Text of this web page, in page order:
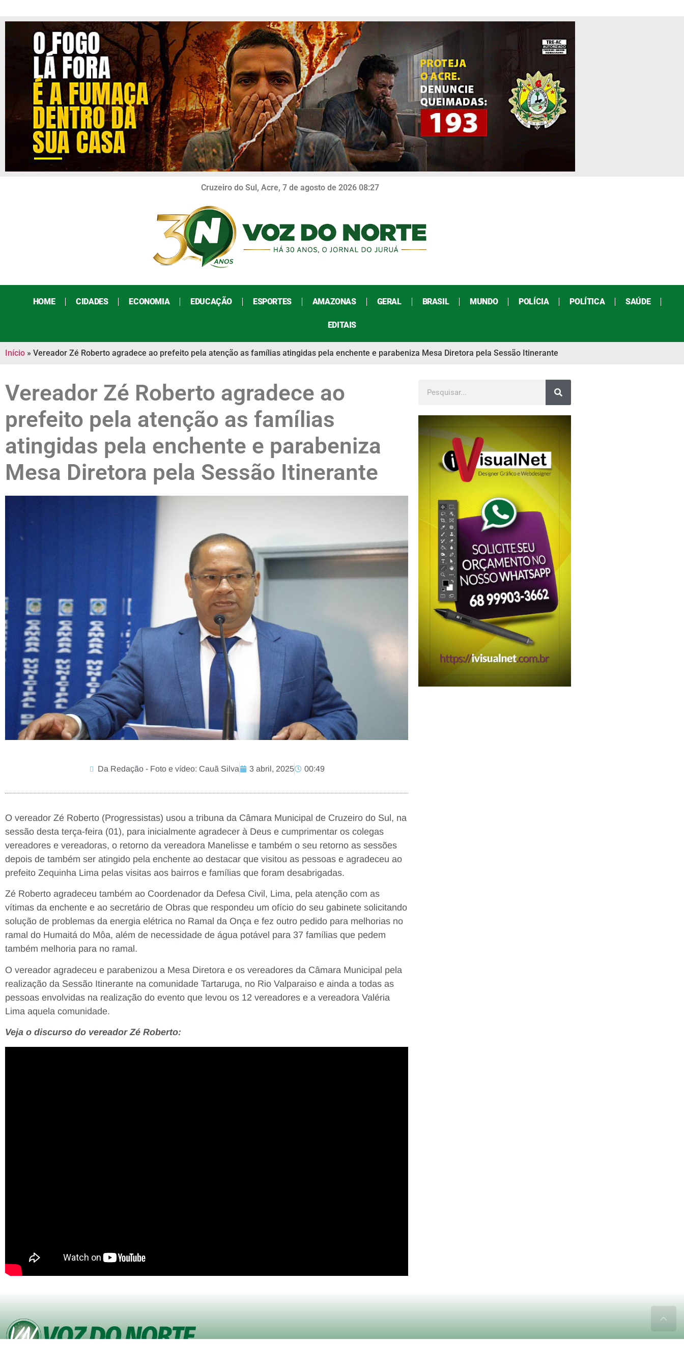
Cruzeiro do Sul, Acre, 7 de agosto de 2026 08:27
HOME CIDADES ECONOMIA EDUCAÇÃO ESPORTES AMAZONAS GERAL BRASIL MUNDO POLÍCIA POLÍTICA SAÚDE
EDITAIS
Início » Vereador Zé Roberto agradece ao prefeito pela atenção as famílias atingidas pela enchente e parabeniza Mesa Diretora pela Sessão Itinerante
Vereador Zé Roberto agradece ao
prefeito pela atenção as famílias
atingidas pela enchente e parabeniza
Mesa Diretora pela Sessão Itinerante
Da Redação - Foto e vídeo: Cauã Silva 3 abril, 2025 00:49
O vereador Zé Roberto (Progressistas) usou a tribuna da Câmara Municipal de Cruzeiro do Sul, na
sessão desta terça-feira (01), para inicialmente agradecer à Deus e cumprimentar os colegas
vereadores e vereadoras, o retorno da vereadora Manelisse e também o seu retorno as sessões
depois de também ser atingido pela enchente ao destacar que visitou as pessoas e agradeceu ao
prefeito Zequinha Lima pelas visitas aos bairros e famílias que foram desabrigadas.
Zé Roberto agradeceu também ao Coordenador da Defesa Civil, Lima, pela atenção com as
vítimas da enchente e ao secretário de Obras que respondeu um ofício do seu gabinete solicitando
solução de problemas da energia elétrica no Ramal da Onça e fez outro pedido para melhorias no
ramal do Humaitá do Môa, além de necessidade de água potável para 37 famílias que pedem
também melhoria para no ramal.
O vereador agradeceu e parabenizou a Mesa Diretora e os vereadores da Câmara Municipal pela
realização da Sessão Itinerante na comunidade Tartaruga, no Rio Valparaiso e ainda a todas as
pessoas envolvidas na realização do evento que levou os 12 vereadores e a vereadora Valéria
Lima aquela comunidade.
Veja o discurso do vereador Zé Roberto: